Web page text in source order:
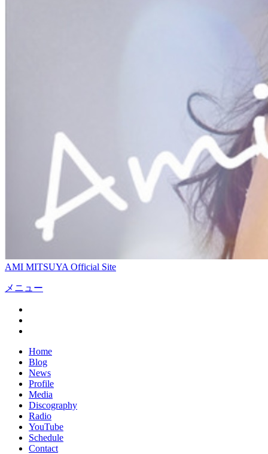
AMI MITSUYA Official Site
メニュー
Home
Blog
News
Profile
Media
Discography
Radio
YouTube
Schedule
Contact